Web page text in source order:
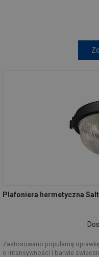
Plafoniera hermetyczna
Zastosowano popularną
o intensywności i barwie